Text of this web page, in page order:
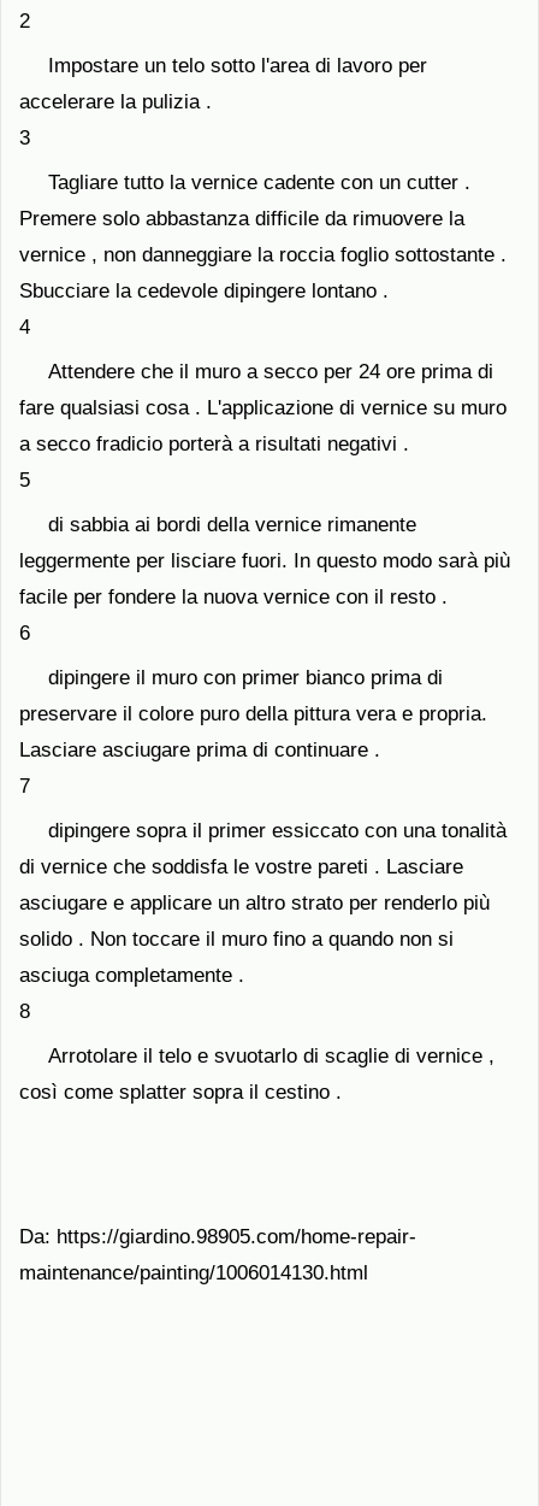
2
Impostare un telo sotto l'area di lavoro per
accelerare la pulizia .
3
Tagliare tutto la vernice cadente con un cutter .
Premere solo abbastanza difficile da rimuovere la
vernice , non danneggiare la roccia foglio sottostante .
Sbucciare la cedevole dipingere lontano .
4
Attendere che il muro a secco per 24 ore prima di
fare qualsiasi cosa . L'applicazione di vernice su muro
a secco fradicio porterà a risultati negativi .
5
di sabbia ai bordi della vernice rimanente
leggermente per lisciare fuori. In questo modo sarà più
facile per fondere la nuova vernice con il resto .
6
dipingere il muro con primer bianco prima di
preservare il colore puro della pittura vera e propria.
Lasciare asciugare prima di continuare .
7
dipingere sopra il primer essiccato con una tonalità
di vernice che soddisfa le vostre pareti . Lasciare
asciugare e applicare un altro strato per renderlo più
solido . Non toccare il muro fino a quando non si
asciuga completamente .
8
Arrotolare il telo e svuotarlo di scaglie di vernice ,
così come splatter sopra il cestino .
Da: https://giardino.98905.com/home-repair-
maintenance/painting/1006014130.html